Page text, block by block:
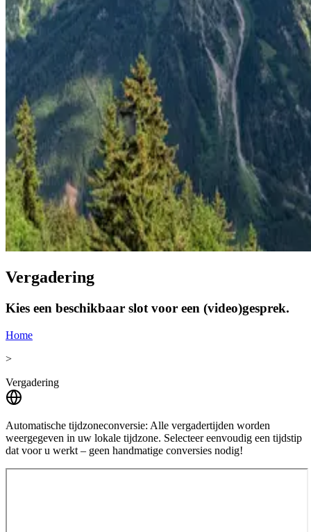
Vergadering
Kies een beschikbaar slot voor een (video)gesprek.
Home
>
Vergadering
Automatische tijdzoneconversie: Alle vergadertijden worden
weergegeven in uw lokale tijdzone. Selecteer eenvoudig een tijdstip
dat voor u werkt – geen handmatige conversies nodig!